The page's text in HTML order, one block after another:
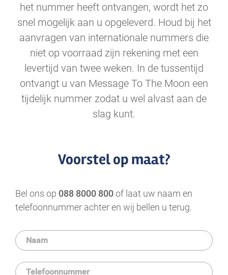
het nummer heeft ontvangen, wordt het zo
snel mogelijk aan u opgeleverd. Houd bij het
aanvragen van internationale nummers die
niet op voorraad zijn rekening met een
levertijd van twee weken. In de tussentijd
ontvangt u van Message To The Moon een
tijdelijk nummer zodat u wel alvast aan de
slag kunt.
Voorstel op maat?
Bel ons op 088 8000 800of laat uw naam en
telefoonnummer achter en wij bellen u terug.